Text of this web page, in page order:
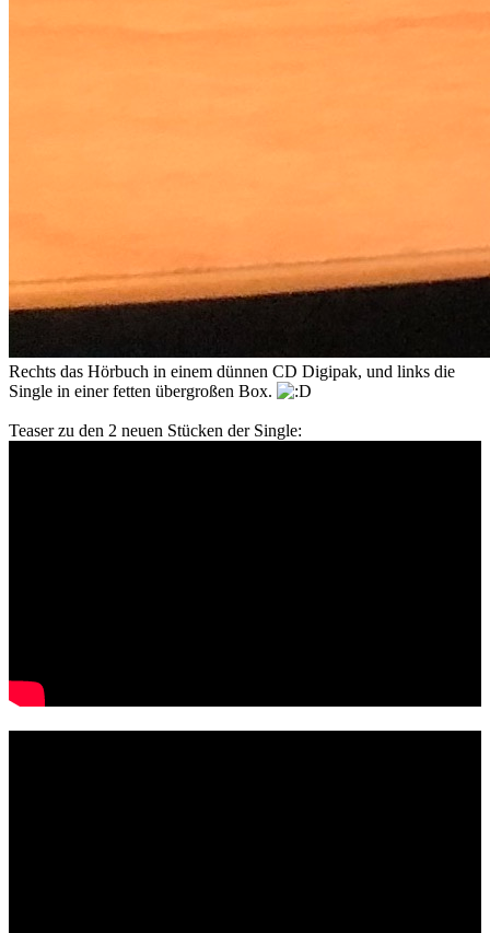
Rechts das Hörbuch in einem dünnen CD Digipak, und links die
Single in einer fetten übergroßen Box.
Teaser zu den 2 neuen Stücken der Single: